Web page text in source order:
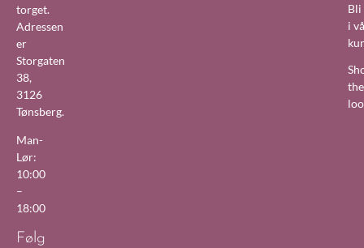
torget.
Adressen
er
Storgaten
38,
3126
Tønsberg.
Man-
Lør:
10:00
–
18:00
Følg
Bli
i
the